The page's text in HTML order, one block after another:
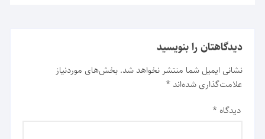
دیدگاهتان را بنویسید
نشانی ایمیل شما منتشر نخواهد شد. بخش‌های موردنیاز
علامت‌گذاری شده‌اند*
دیدگاه*